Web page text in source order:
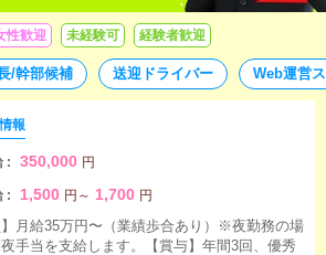
性歓迎 未経験可 経験者歓迎
/幹部候補 送迎ドライバー Web運営
報
: 350,000 円
: 1,500 円 ～ 1,700 円
】月給35万円〜（業績歩合あり）※夜勤務の場
手当を支給します。【賞与】年間3回、優秀